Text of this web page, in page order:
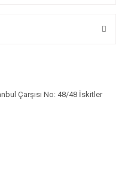
Çarşısı No: 48/48 İskitler